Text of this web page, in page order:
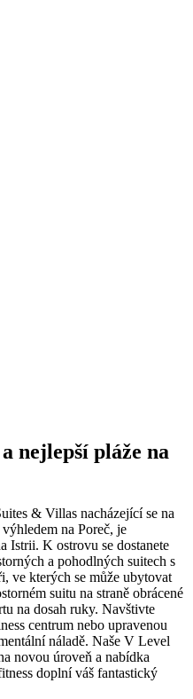
nejlepší pláže na
& Villas nacházející se na
na Poreč, je
Istrii. K ostrovu se dostanete
a pohodlných suitech s
ve kterých se může ubytovat
suitu na straně obrácené
na dosah ruky. Navštivte
centrum nebo upravenou
náladě. Naše V Level
novou úroveň a nabídka
doplní váš fantastický